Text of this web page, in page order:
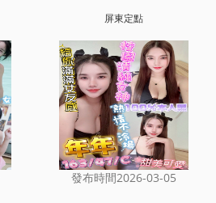
屏東定點
發布時間2026-03-05